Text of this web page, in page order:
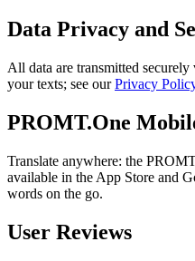
Data Privacy and
All data are transmitted
your texts; see ourPrivacy
PROMT.One
Translate anywhere: the
available in the App Store and
words on the go.
User Reviews